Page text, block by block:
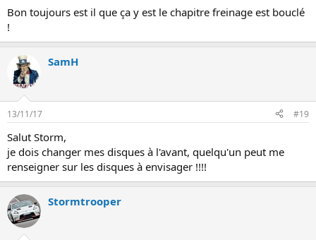
Bon toujours est il que ça y est le chapitre freinage est bouclé
!
SamH
13/11/17 #19
Salut Storm,
je dois changer mes disques à l'avant, quelqu'un peut me
renseigner sur les disques à envisager !!!!
Stormtrooper